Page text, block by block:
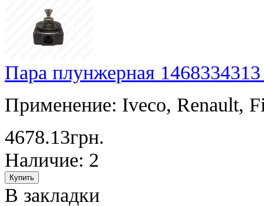
Пара плунжерная
Применение: Iveco, Renault,
4678.13грн.
Наличие: 2
В закладки